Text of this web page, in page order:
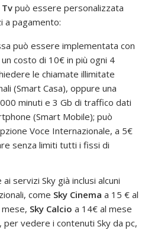
può essere personalizzata
a pagamento:
può essere implementata con
un costo di 10€ in più ogni 4
le chiamate illimitate
(Smart Casa), oppure una
minuti e 3 Gb di traffico dati
(Smart Mobile); può
Voce Internazionale, a 5€
senza limiti tutti i fissi di
servizi Sky già inclusi alcuni
come Sky Cinema a 15 € al
Sky Calcio a 14€ al mese
, per vedere i contenuti Sky da pc,